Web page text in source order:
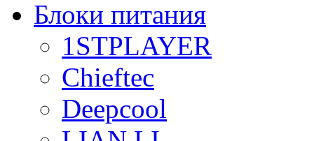
Блоки питания
1STPLAYER
Chieftec
Deepcool